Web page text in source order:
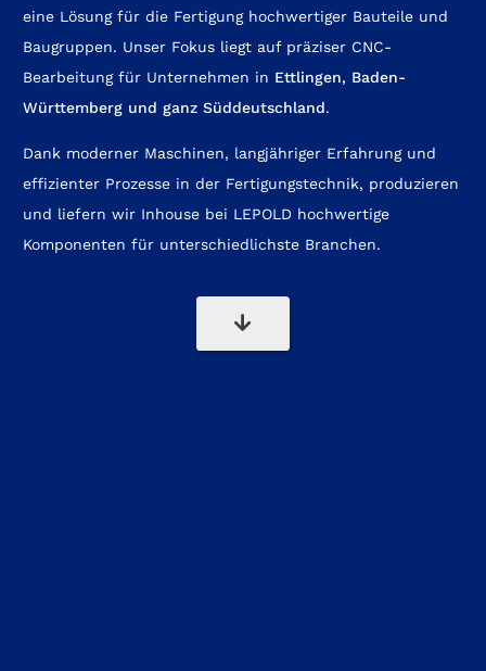
eine Lösung für die Fertigung hochwertiger Bauteile und
Baugruppen. Unser Fokus liegt auf präziser CNC-
Bearbeitung für Unternehmen in Ettlingen, Baden-
Württemberg und ganz Süddeutschland.
Dank moderner Maschinen, langjähriger Erfahrung und
effizienter Prozesse in der Fertigungstechnik, produzieren
und liefern wir Inhouse bei LEPOLD hochwertige
Komponenten für unterschiedlichste Branchen.